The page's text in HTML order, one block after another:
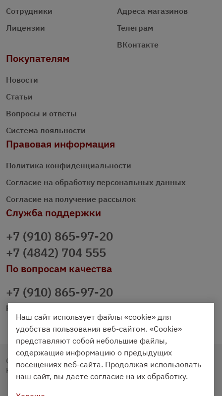
Сотрудники
Лицензии
Адреса магазинов
Телеграм
ВКонтакте
Покупателям
Новости
Статьи
Вопросы и ответы
Система лояльности
Правовая информация
Политика конфиденциальности
Согласие на обработку персональных данных
Согласие на получение рассылок
Служба поддержки
+7 (910) 865-97-20
+7 (4842) 704 555
По вопросам качества
+7 (910) 865-97-20
prazdnichniy40@palmi.ru
Copyright © 2020 - 2026. Праздничный Стол.
Разработка и продвижение - Vegas Studio
Наш сайт использует файлы «cookie» для
удобства пользования веб-сайтом. «Cookie»
представляют собой небольшие файлы,
содержащие информацию о предыдущих
посещениях веб-сайта. Продолжая использовать
наш сайт, вы даете согласие на их обработку.